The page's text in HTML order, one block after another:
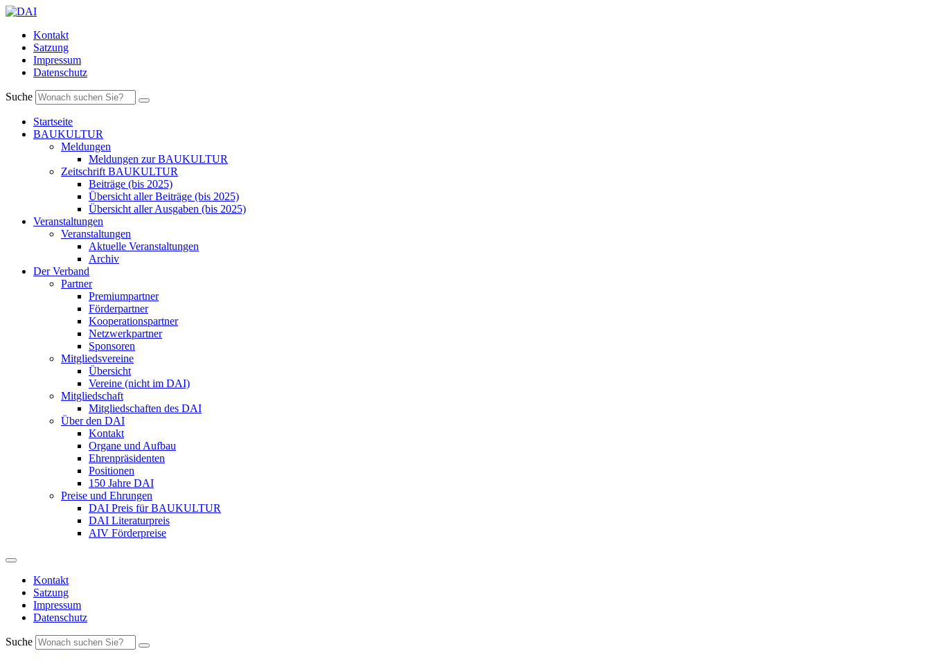
Kontakt
Satzung
Impressum
Datenschutz
Suche
Startseite
BAUKULTUR
Meldungen
Meldungen zur BAUKULTUR
Zeitschrift BAUKULTUR
Beiträge (bis 2025)
Übersicht aller Beiträge (bis 2025)
Übersicht aller Ausgaben (bis 2025)
Veranstaltungen
Veranstaltungen
Aktuelle Veranstaltungen
Archiv
Der Verband
Partner
Premiumpartner
Förderpartner
Kooperationspartner
Netzwerkpartner
Sponsoren
Mitgliedsvereine
Übersicht
Vereine (nicht im DAI)
Mitgliedschaft
Mitgliedschaften des DAI
Über den DAI
Kontakt
Organe und Aufbau
Ehrenpräsidenten
Positionen
150 Jahre DAI
Preise und Ehrungen
DAI Preis für BAUKULTUR
DAI Literaturpreis
AIV Förderpreise
Kontakt
Satzung
Impressum
Datenschutz
Suche